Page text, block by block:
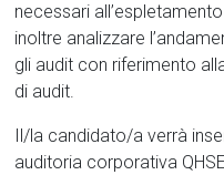
necessari
inoltre analizzare
gli audit con riferimento
di audit.
Il/la candidato/a verrà
auditoria corporativa